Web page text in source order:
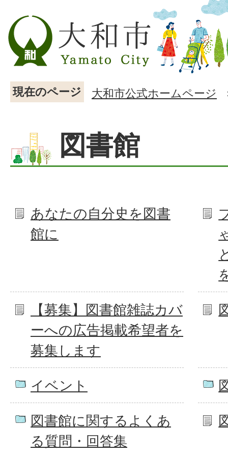
現在のページ 大和市公式ホームページ
図書館
あなたの自分史を図書
館に
【募集】図書館雑誌カバ
ーへの広告掲載希望者を
募集します
イベント
図書館に関するよくあ
る質問・回答集